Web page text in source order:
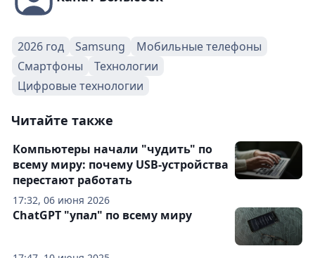
2026 год Samsung
Мобильные телефоны
Смартфоны
Технологии
Цифровые технологии
Читайте также
17:32, 06 июня 2026
Компьютеры начали "чудить" по
всему миру: почему USB-устройства
перестают работать
ChatGPT "упал" по всему миру